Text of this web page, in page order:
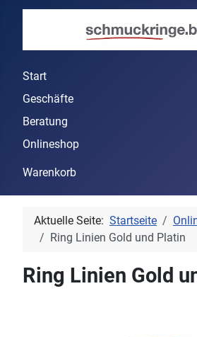
Start
Geschäfte
Beratung
Onlineshop
Warenkorb
Aktuelle Seite: Startseite
Ring Linien Gold und Platin
Ring Linien Gold